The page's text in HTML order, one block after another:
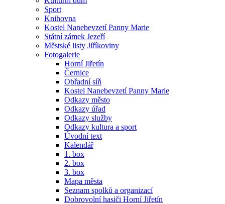
Sport
Knihovna
Kostel Nanebevzetí Panny Marie
Státní zámek Jezeří
Městské listy Jiříkoviny
Fotogalerie
Horní Jiřetín
Černice
Obřadní síň
Kostel Nanebevzetí Panny Marie
Odkazy město
Odkazy úřad
Odkazy služby
Odkazy kultura a sport
Úvodní text
Kalendář
1. box
2. box
3. box
Mapa města
Seznam spolků a organizací
Dobrovolní hasiči Horní Jiřetín